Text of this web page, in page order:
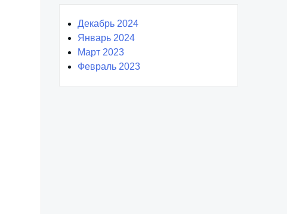
Декабрь 2024
Январь 2024
Март 2023
Февраль 2023